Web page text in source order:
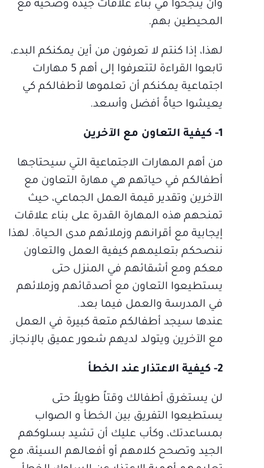
وأن ينجحوا في بناء علاقات جيدة وصحية مع
المحيطين بهم.
لهذا، إذا كنتم لا تعرفون من أين يمكنكم البدء،
تابعوا القراءة لتتعرفوا إلى أهم 5 مهارات
اجتماعية يمكنكم أن تعلموها لأطفالكم كي
يعيشوا حياةً أفضل وأسعد.
1- كيفية التعاون مع الآخرين
من أهم المهارات الاجتماعية التي سيحتاجها
أطفالكم في حياتهم هي مهارة التعاون مع
الآخرين وتقدير قيمة العمل الجماعي، حيث
تمنحهم هذه المهارة القدرة على بناء علاقات
إيجابية مع أقرانهم وزملائهم مدى الحياة. لهذا
ننصحكم بتعليمهم كيفية العمل والتعاون
معكم ومع أشقائهم في المنزل حتى
يستطيعوا التعاون مع أصدقائهم وزملائهم
في المدرسة والعمل فيما بعد.
عندها سيجد أطفالكم متعة كبيرة في العمل
مع الآخرين ويتولد لديهم شعور عميق بالإنجاز.
2- كيفية الاعتذار عند الخطأ
لن يستغرق أطفالك وقتاً طويلاً حتى
يستطيعوا التفريق بين الخطأ و الصواب
بمساعدتك، وكأب عليك أن تشيد بسلوكهم
الجيد وتصحح كلامهم أو أفعالهم السيئة، مع